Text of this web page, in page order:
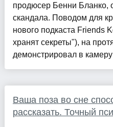
продюсер Бенни Бланко,
скандала. Поводом для
нового подкаста Friends
хранят секреты"), на
демонстрировал в
Ваша поза во сне
рассказать. Точный